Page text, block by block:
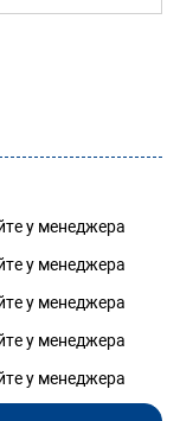
у менеджера
у менеджера
у менеджера
у менеджера
у менеджера